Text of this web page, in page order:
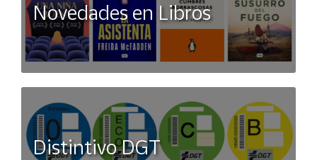
Novedades en Libros
Distintivo DGT